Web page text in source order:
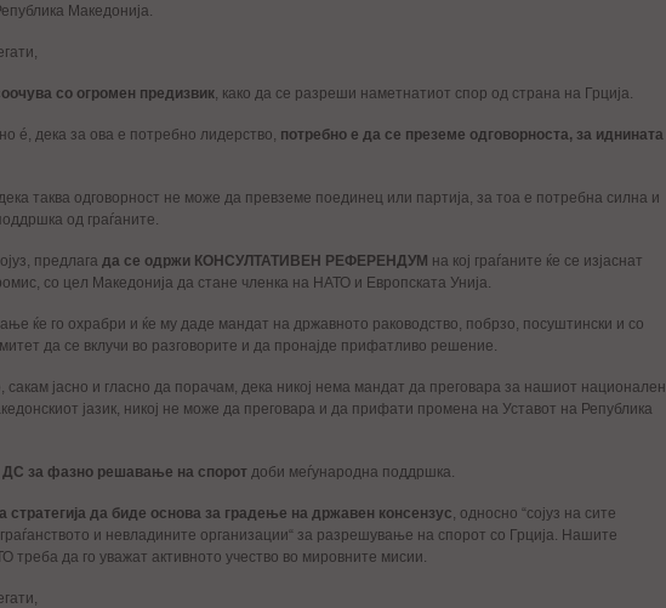
Македонија.
со огромен предизвик, како да се разреши наметнатиот спор од страна на Грција.
é, дека за ова е потребно лидерство, потребно е да се преземе одговорноста, за иднината
таква одговорност не може да превземе поединец или партија, за тоа е потребна силна и
од граѓаните.
предлага да се одржи КОНСУЛТАТИВЕН РЕФЕРЕНДУМ на кој граѓаните ќе се изјаснат
со цел Македонија да стане членка на НАТО и Европската Унија.
ќе го охрабри и ќе му даде мандат на државното раководство, побрзо, посуштински и со
да се вклучи во разговорите и да пронајде прифатливо решение.
сакам јасно и гласно да порачам, дека никој нема мандат да преговара за нашиот национален
јазик, никој не може да преговара и да прифати промена на Уставот на Република
ДС за фазно решавање на спорот доби меѓународна поддршка.
стратегија да биде основа за градење на државен консензус, односно “сојуз на сите
и невладините организации“ за разрешување на спорот со Грција. Нашите
треба да го уважат активното учество во мировните мисии.